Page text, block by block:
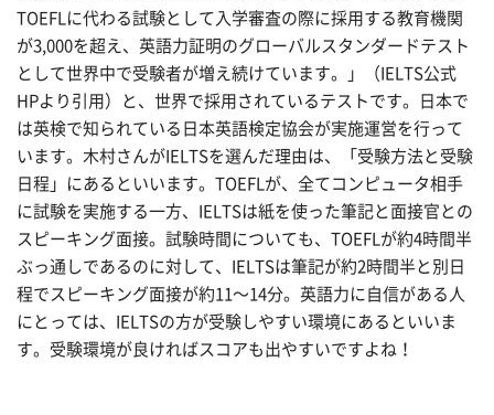
TOEFLに代わる試験として入学審査の際に採用する教育機関
が3,000を超え、英語力証明のグローバルスタンダードテスト
として世界中で受験者が増え続けています。」（IELTS公式
HPより引用）と、世界で採用されているテストです。日本で
は英検で知られている日本英語検定協会が実施運営を行って
います。木村さんがIELTSを選んだ理由は、「受験方法と受験
日程」にあるといいます。TOEFLが、全てコンピュータ相手
に試験を実施する一方、IELTSは紙を使った筆記と面接官との
スピーキング面接。試験時間についても、TOEFLが約4時間半
ぶっ通しであるのに対して、IELTSは筆記が約2時間半と別日
程でスピーキング面接が約11〜14分。英語力に自信がある人
にとっては、IELTSの方が受験しやすい環境にあるといいま
す。受験環境が良ければスコアも出やすいですよね！